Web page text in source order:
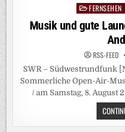
Posted
in
FERNSEHEN
Musik und gute
RSS-FEED
SWR – Südwestrundfunk
Sommerliche Open-Air-
/ am Samstag, 8. August